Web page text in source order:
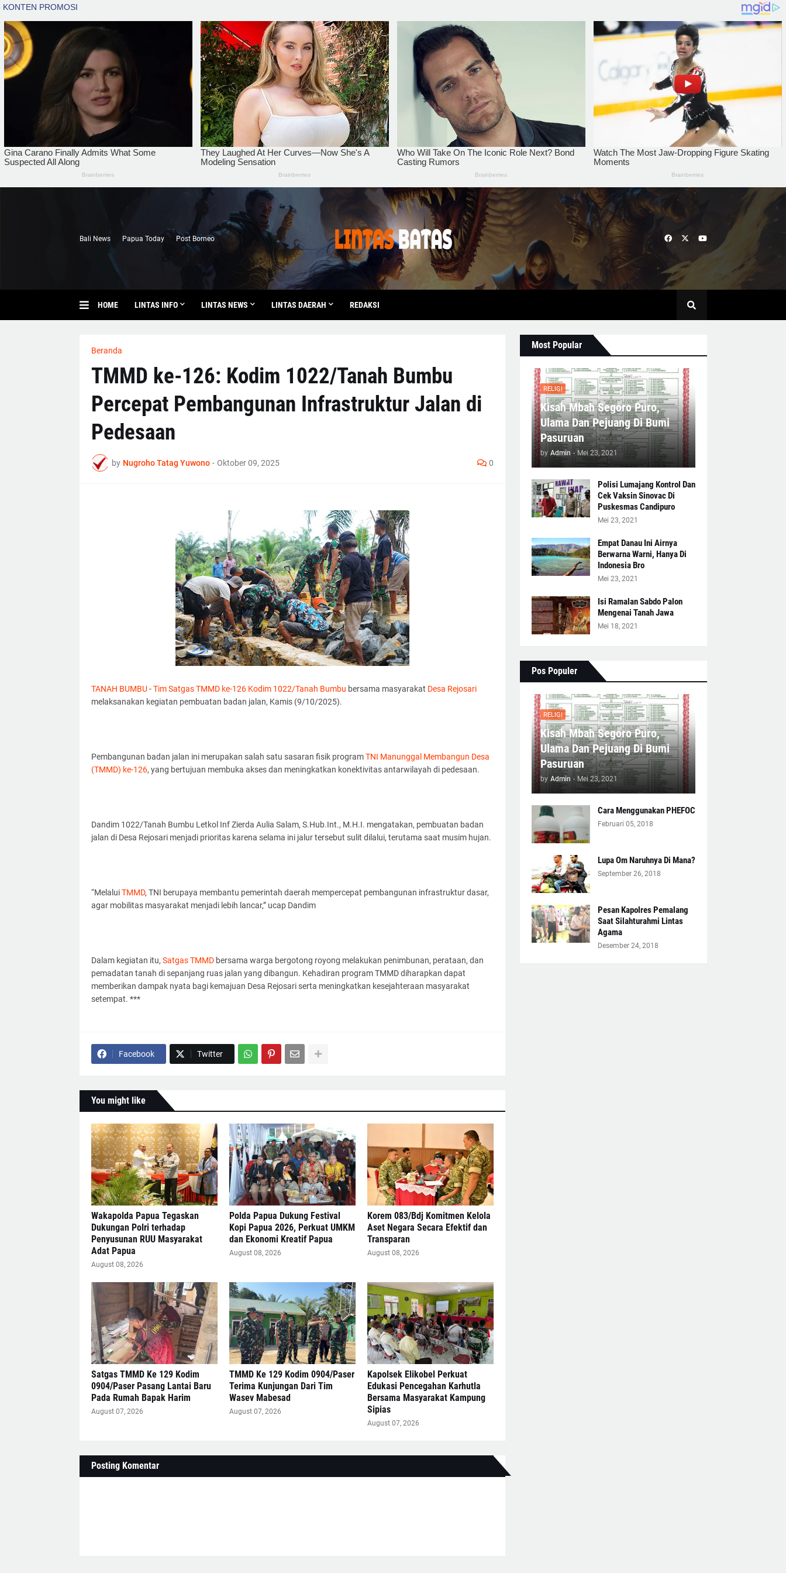
Bali News Papua Today Post Borneo
HOME LINTAS INFO LINTAS NEWS LINTAS DAERAH REDAKSI
Beranda
TMMD ke-126: Kodim 1022/Tanah Bumbu
Percepat Pembangunan Infrastruktur Jalan di
Pedesaan
by Nugroho Tatag Yuwono - Oktober 09, 2025 0
TANAH BUMBU-Tim Satgas TMMD ke-126 Kodim 1022/Tanah Bumbu bersama masyarakat Desa Rejosari
melaksanakan kegiatan pembuatan badan jalan, Kamis (9/10/2025).
Pembangunan badan jalan ini merupakan salah satu sasaran fisik programTNI Manunggal Membangun Desa
(TMMD) ke-126, yang bertujuan membuka akses dan meningkatkan konektivitas antarwilayah di pedesaan.
Dandim 1022/Tanah Bumbu Letkol Inf Zierda Aulia Salam, S.Hub.Int., M.H.I. mengatakan, pembuatan badan
jalan di Desa Rejosari menjadi prioritas karena selama ini jalur tersebut sulit dilalui, terutama saat musim hujan.
“MelaluiTMMD, TNI berupaya membantu pemerintah daerah mempercepat pembangunan infrastruktur dasar,
agar mobilitas masyarakat menjadi lebih lancar,” ucap Dandim
Dalam kegiatan itu, Satgas TMMDbersama warga bergotong royong melakukan penimbunan, perataan, dan
pemadatan tanah di sepanjang ruas jalan yang dibangun. Kehadiran program TMMD diharapkan dapat
memberikan dampak nyata bagi kemajuan Desa Rejosari serta meningkatkan kesejahteraan masyarakat
setempat. ***
Facebook Twitter
You might like
Wakapolda Papua Tegaskan
Dukungan Polri terhadap
Penyusunan RUU Masyarakat
Adat Papua
August 08, 2026
Polda Papua Dukung Festival
Kopi Papua 2026, Perkuat UMKM
dan Ekonomi Kreatif Papua
August 08, 2026
Korem 083/Bdj Komitmen Kelola
Aset Negara Secara Efektif dan
Transparan
August 08, 2026
Satgas TMMD Ke 129 Kodim
0904/Paser Pasang Lantai Baru
Pada Rumah Bapak Harim
August 07, 2026
TMMD Ke 129 Kodim 0904/Paser
Terima Kunjungan Dari Tim
Wasev Mabesad
August 07, 2026
Kapolsek Elikobel Perkuat
Edukasi Pencegahan Karhutla
Bersama Masyarakat Kampung
Sipias
August 07, 2026
Posting Komentar
Most Popular
RELIGI
Kisah Mbah Segoro Puro,
Ulama Dan Pejuang Di Bumi
Pasuruan
by Admin - Mei 23, 2021
Polisi Lumajang Kontrol Dan
Cek Vaksin Sinovac Di
Puskesmas Candipuro
Mei 23, 2021
Empat Danau Ini Airnya
Berwarna Warni, Hanya Di
Indonesia Bro
Mei 23, 2021
Isi Ramalan Sabdo Palon
Mengenai Tanah Jawa
Mei 18, 2021
Pos Populer
RELIGI
Kisah Mbah Segoro Puro,
Ulama Dan Pejuang Di Bumi
Pasuruan
by Admin - Mei 23, 2021
Cara Menggunakan PHEFOC
Februari 05, 2018
Lupa Om Naruhnya Di Mana?
September 26, 2018
Pesan Kapolres Pemalang
Saat Silahturahmi Lintas
Agama
Desember 24, 2018